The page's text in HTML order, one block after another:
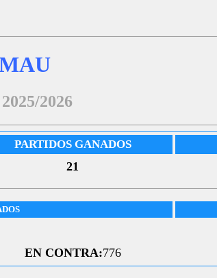
2026
PARTIDOS GANADOS
21
EN CONTRA:776